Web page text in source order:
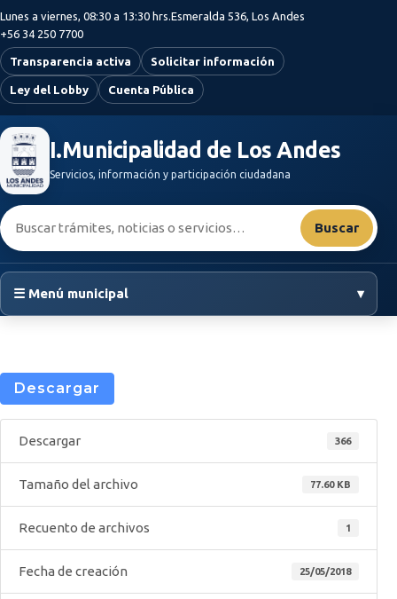
Saltar al contenido principal
Lunes a viernes, 08:30 a 13:30 hrs.Esmeralda 536, Los Andes
+56 34 250 7700
Transparencia activa Solicitar información
Ley del Lobby Cuenta Pública
I.Municipalidad de Los Andes
Servicios, información y participación ciudadana
Buscar:
Buscar
☰ Menú municipal ▾
Descargar
Descargar 366
Tamaño del archivo 77.60 KB
Recuento de archivos 1
Fecha de creación 25/05/2018